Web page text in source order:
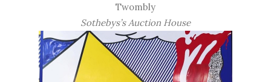
Twombly
Sothebys’s Auction House